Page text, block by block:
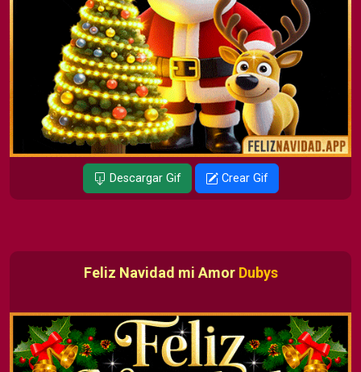
Descargar Gif Crear Gif
Feliz Navidad mi Amor Dubys